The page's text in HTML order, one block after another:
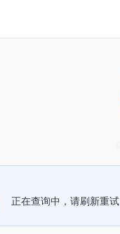
正在查询中，请刷新重试